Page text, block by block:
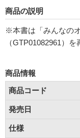
商品の説明
※本書は「みんなの
（GTP01082961）
商品情報
商品コード
発売日
仕様